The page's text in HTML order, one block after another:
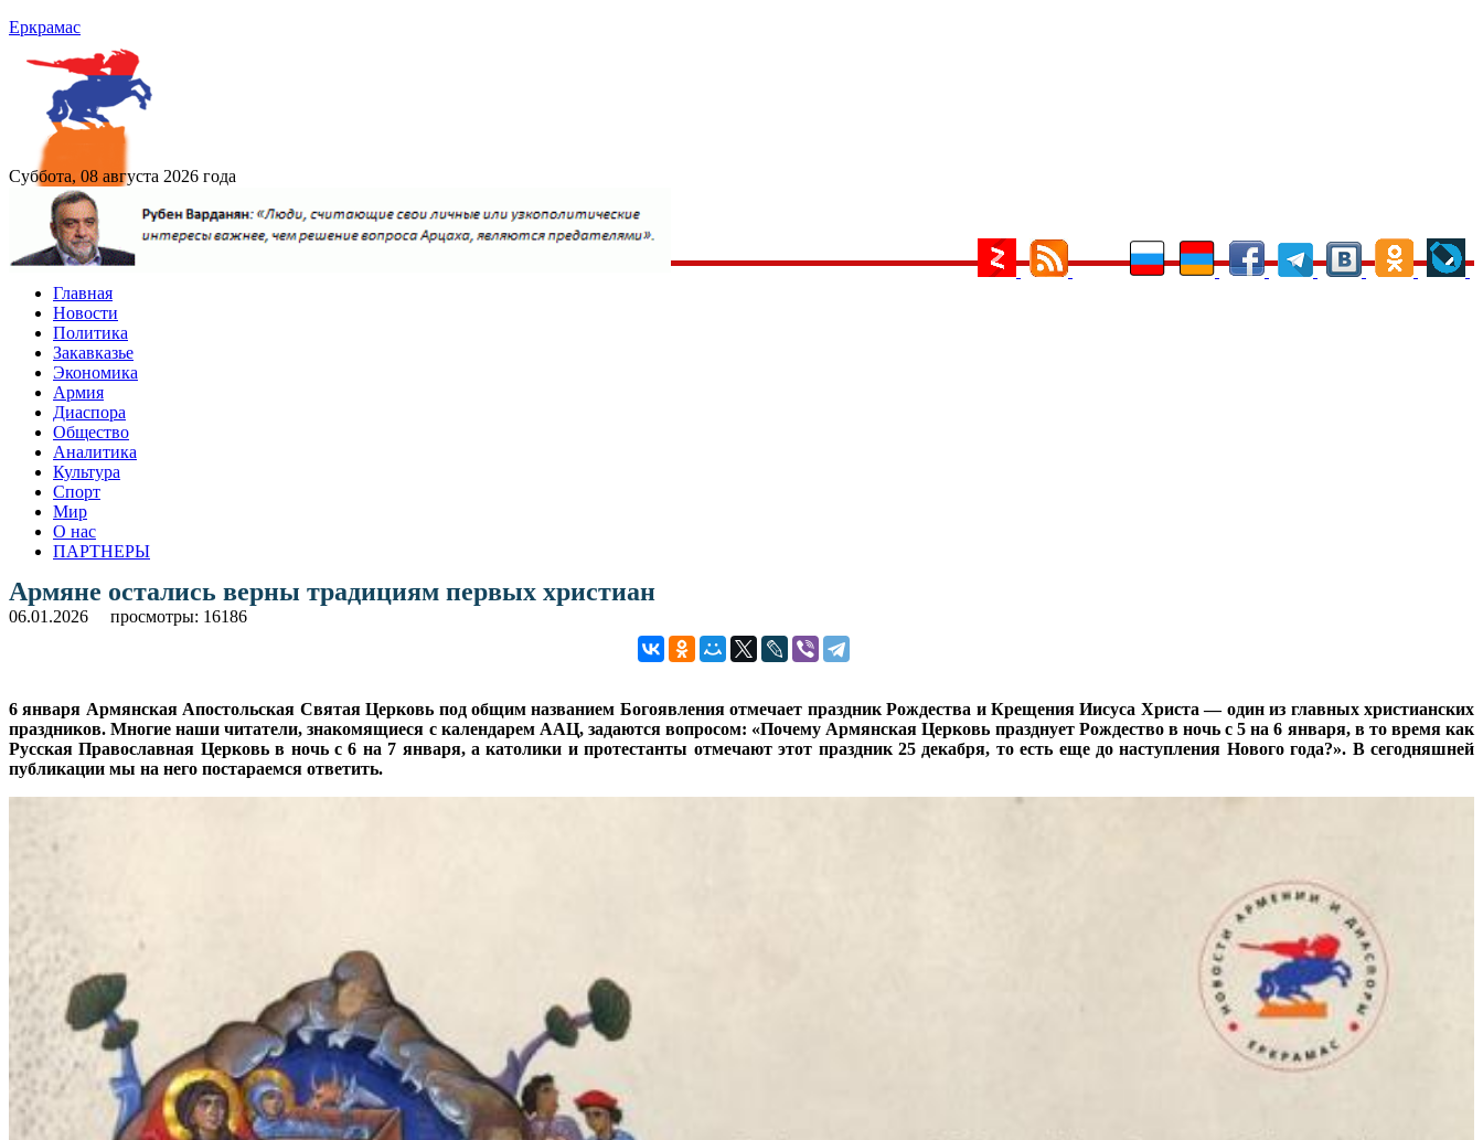
Еркрамас
Суббота, 08 августа 2026 года
Главная
Новости
Политика
Закавказье
Экономика
Армия
Диаспора
Общество
Аналитика
Культура
Спорт
Мир
О нас
ПАРТНЕРЫ
Армяне остались верны традициям первых христиан
06.01.2026 просмотры: 16186
6 января Армянская Апостольская Святая Церковь под общим названием Богоявления отмечает праздник Рождества и Крещения Иисуса Христа — один из главных христианских
праздников. Многие наши читатели, знакомящиеся с календарем ААЦ, задаются вопросом: «Почему Армянская Церковь празднует Рождество в ночь с 5 на 6 января, в то время как
Русская Православная Церковь в ночь с 6 на 7 января, а католики и протестанты отмечают этот праздник 25 декабря, то есть еще до наступления Нового года?». В сегодняшней
публикации мы на него постараемся ответить.